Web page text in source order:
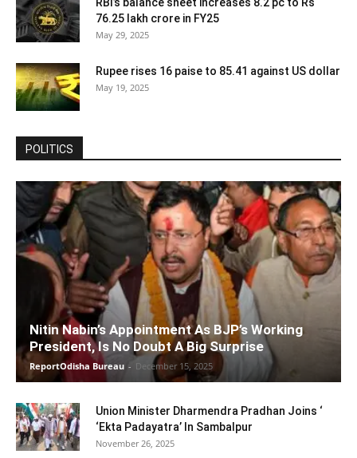
76.25 lakh crore in FY25
May 29, 2025
Rupee rises 16 paise to 85.41 against US dollar
May 19, 2025
POLITICS
Nitin Nabin’s Appointment As BJP’s Working
President, Is No Doubt A Big Surprise
ReportOdisha Bureau - December 15, 2025
Union Minister Dharmendra Pradhan Joins ‘
‘Ekta Padayatra’ In Sambalpur
November 26, 2025